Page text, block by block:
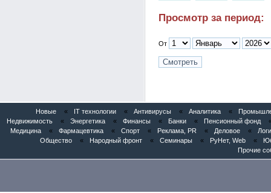
Просмотр за период:
От
Новые « IT технологии « Антивирусы « Аналитика «
Недвижимость
« Энергетика « Финансы « Банки « Пенсионный фонд
Медицина
« Фармацевтика « Спорт « Реклама, PR « Деловое «
Общество
« Народный фронт « Семинары « РуНет, Web «
Прочие